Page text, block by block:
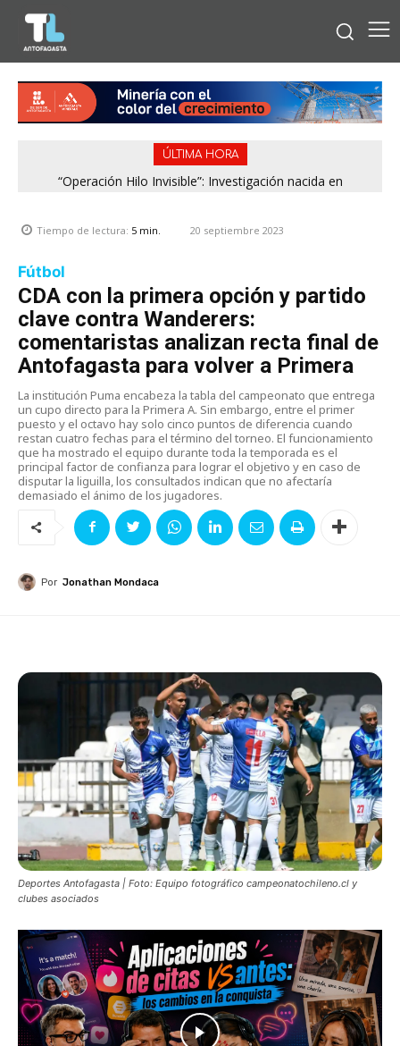
ÚLTIMA HORA
“Operación Hilo Invisible”: Investigación nacida en
Tiempo de lectura: 5 min. 20 septiembre 2023
Fútbol
CDA con la primera opción y partido
clave contra Wanderers:
comentaristas analizan recta final de
Antofagasta para volver a Primera
La institución Puma encabeza la tabla del campeonato que entrega
un cupo directo para la Primera A. Sin embargo, entre el primer
puesto y el octavo hay solo cinco puntos de diferencia cuando
restan cuatro fechas para el término del torneo. El funcionamiento
que ha mostrado el equipo durante toda la temporada es el
principal factor de confianza para lograr el objetivo y en caso de
disputar la liguilla, los consultados indican que no afectaría
demasiado el ánimo de los jugadores.
Por Jonathan Mondaca
Deportes Antofagasta | Foto: Equipo fotográfico campeonatochileno.cl y
clubes asociados